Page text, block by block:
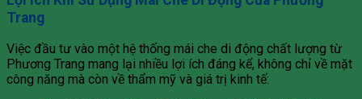
Trang
Việc đầu tư vào một hệ thống mái che di động chất lượng từ
Phương Trang mang lại nhiều lợi ích đáng kể, không chỉ về mặt
công năng mà còn về thẩm mỹ và giá trị kinh tế: